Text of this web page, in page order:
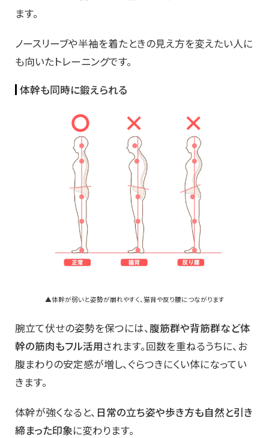
ます。
ノースリーブや半袖を着たときの見え方を変えたい人に
も向いたトレーニングです。
体幹も同時に鍛えられる
▲体幹が弱いと姿勢が崩れやすく、猫背や反り腰につながります
腕立て伏せの姿勢を保つには、腹筋群や背筋群など体
幹の筋肉もフル活用されます。回数を重ねるうちに、お
腹まわりの安定感が増し、ぐらつきにくい体になってい
きます。
体幹が強くなると、 日常の立ち姿や歩き方も自然と引き
締まった印象に変わります。